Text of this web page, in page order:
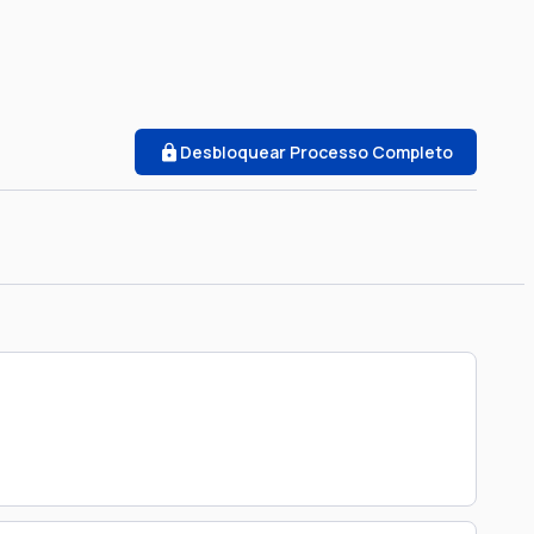
Desbloquear Processo Completo